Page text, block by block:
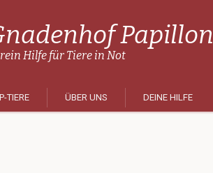
Papillon
Hilfe für Tiere in Not
TIERE ÜBER UNS DEINE HILFE